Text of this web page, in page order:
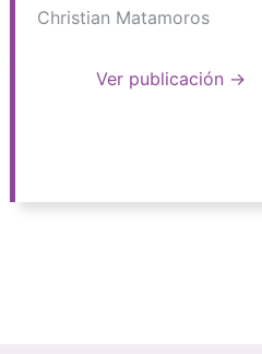
Christian Matamoros
Ver publicación →